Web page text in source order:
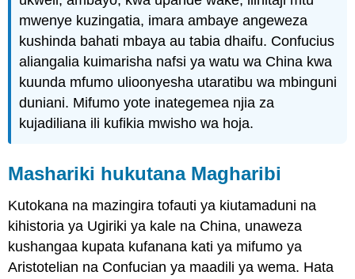
mwenye kuzingatia, imara ambaye angeweza
kushinda bahati mbaya au tabia dhaifu. Confucius
aliangalia kuimarisha nafsi ya watu wa China kwa
kuunda mfumo ulioonyesha utaratibu wa mbinguni
duniani. Mifumo yote inategemea njia za
kujadiliana ili kufikia mwisho wa hoja.
Mashariki hukutana Magharibi
Kutokana na mazingira tofauti ya kiutamaduni na
kihistoria ya Ugiriki ya kale na China, unaweza
kushangaa kupata kufanana kati ya mifumo ya
Aristotelian na Confucian ya maadili ya wema. Hata